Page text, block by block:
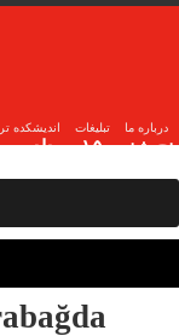
اندیشکده تبلیغات درباره ما
پنج شنبه, ۱۵ مرداد ,